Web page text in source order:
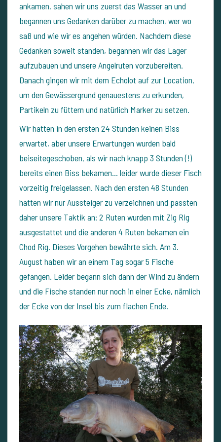
ankamen, sahen wir uns zuerst das Wasser an und
begannen uns Gedanken darüber zu machen, wer wo
saß und wie wir es angehen würden. Nachdem diese
Gedanken soweit standen, begannen wir das Lager
aufzubauen und unsere Angelruten vorzubereiten.
Danach gingen wir mit dem Echolot auf zur Location,
um den Gewässergrund genauestens zu erkunden,
Partikeln zu füttern und natürlich Marker zu setzen.
Wir hatten in den ersten 24 Stunden keinen Biss
erwartet, aber unsere Erwartungen wurden bald
beiseitegeschoben, als wir nach knapp 3 Stunden (!)
bereits einen Biss bekamen... leider wurde dieser Fisch
vorzeitig freigelassen. Nach den ersten 48 Stunden
hatten wir nur Aussteiger zu verzeichnen und passten
daher unsere Taktik an: 2 Ruten wurden mit Zig Rig
ausgestattet und die anderen 4 Ruten bekamen ein
Chod Rig. Dieses Vorgehen bewährte sich. Am 3.
August haben wir an einem Tag sogar 5 Fische
gefangen. Leider begann sich dann der Wind zu ändern
und die Fische standen nur noch in einer Ecke, nämlich
der Ecke von der Insel bis zum flachen Ende.